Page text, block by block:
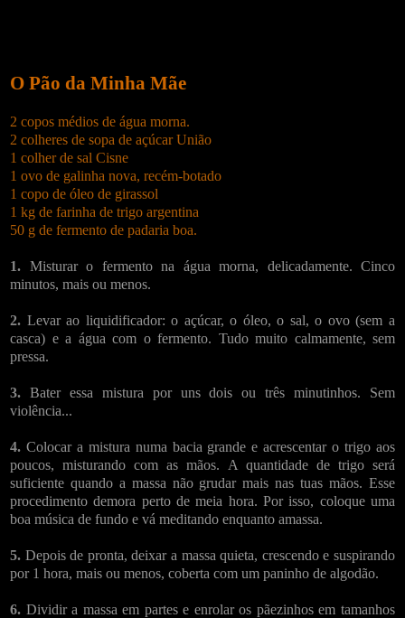
O Pão da Minha Mãe
2 copos médios de água morna.
2 colheres de sopa de açúcar União
1 colher de sal Cisne
1 ovo de galinha nova, recém-botado
1 copo de óleo de girassol
1 kg de farinha de trigo argentina
50 g de fermento de padaria boa.
1. Misturar o fermento na água morna, delicadamente. Cinco
minutos, mais ou menos.
2. Levar ao liquidificador: o açúcar, o óleo, o sal, o ovo (sem a
casca) e a água com o fermento. Tudo muito calmamente, sem
pressa.
3. Bater essa mistura por uns dois ou três minutinhos. Sem
violência...
4. Colocar a mistura numa bacia grande e acrescentar o trigo aos
poucos, misturando com as mãos. A quantidade de trigo será
suficiente quando a massa não grudar mais nas tuas mãos. Esse
procedimento demora perto de meia hora. Por isso, coloque uma
boa música de fundo e vá meditando enquanto amassa.
5. Depois de pronta, deixar a massa quieta, crescendo e suspirando
por 1 hora, mais ou menos, coberta com um paninho de algodão.
6. Dividir a massa em partes e enrolar os pãezinhos em tamanhos